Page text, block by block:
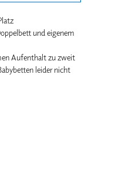
und eigenem
Aufenthalt zu zweit
leider nicht